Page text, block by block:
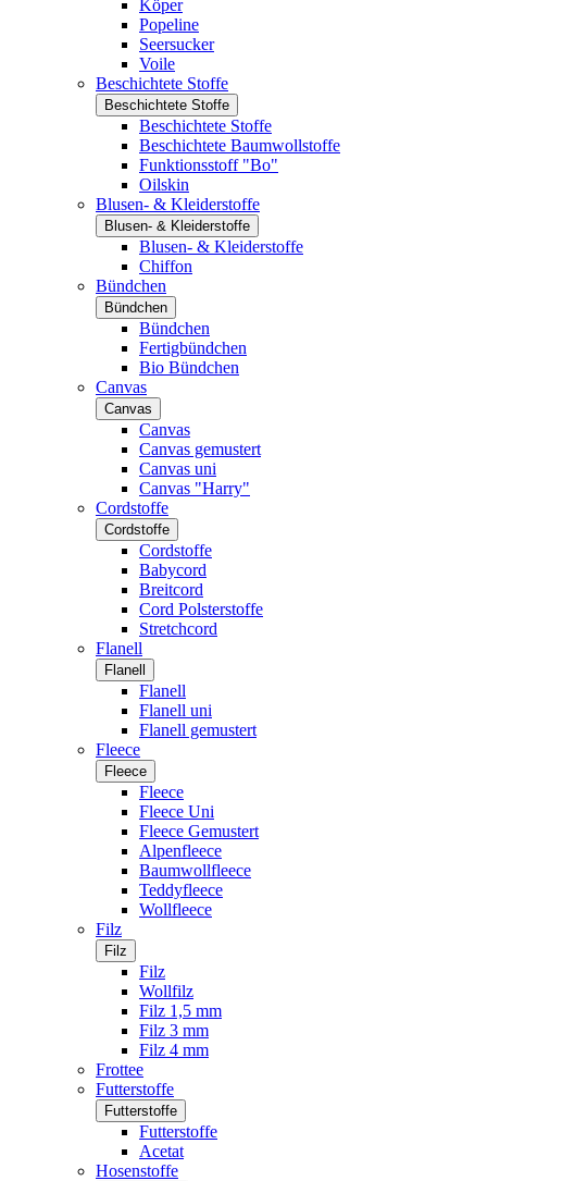
Köper
Popeline
Seersucker
Voile
Beschichtete Stoffe
Beschichtete Stoffe
Beschichtete Stoffe
Beschichtete Baumwollstoffe
Funktionsstoff "Bo"
Oilskin
Blusen- & Kleiderstoffe
Blusen- & Kleiderstoffe
Blusen- & Kleiderstoffe
Chiffon
Bündchen
Bündchen
Bündchen
Fertigbündchen
Bio Bündchen
Canvas
Canvas
Canvas
Canvas gemustert
Canvas uni
Canvas "Harry"
Cordstoffe
Cordstoffe
Cordstoffe
Babycord
Breitcord
Cord Polsterstoffe
Stretchcord
Flanell
Flanell
Flanell
Flanell uni
Flanell gemustert
Fleece
Fleece
Fleece
Fleece Uni
Fleece Gemustert
Alpenfleece
Baumwollfleece
Teddyfleece
Wollfleece
Filz
Filz
Filz
Wollfilz
Filz 1,5 mm
Filz 3 mm
Filz 4 mm
Frottee
Futterstoffe
Futterstoffe
Futterstoffe
Acetat
Hosenstoffe